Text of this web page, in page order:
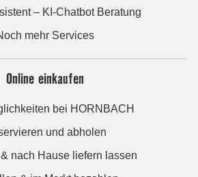
– KI-Chatbot Beratung
mehr Services
Online einkaufen
bei HORNBACH
und abholen
nach Hause liefern lassen